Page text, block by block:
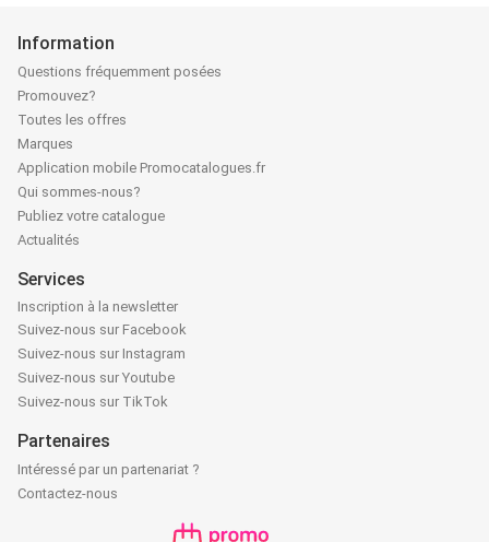
Information
Questions fréquemment posées
Promouvez?
Toutes les offres
Marques
Application mobile Promocatalogues.fr
Qui sommes-nous?
Publiez votre catalogue
Actualités
Services
Inscription à la newsletter
Suivez-nous sur Facebook
Suivez-nous sur Instagram
Suivez-nous sur Youtube
Suivez-nous sur TikTok
Partenaires
Intéressé par un partenariat ?
Contactez-nous